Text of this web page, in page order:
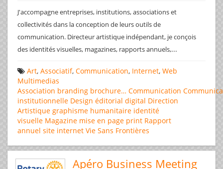
J'accompagne entreprises, institutions, associations et
collectivités dans la conception de leurs outils de
communication. Directeur artistique indépendant, je conçois
des identités visuelles, magazines, rapports annuels,...
Art, Associatif, Communication, Internet, Web
Multimedias
Association branding brochure… Communication
institutionnelle Design éditorial digital Direction
Artistique graphisme humanitaire identité
visuelle Magazine mise en page print Rapport
annuel site internet Vie Sans Frontières
Apéro Business Meeting